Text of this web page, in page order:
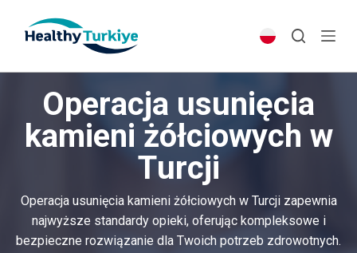
p
n
Operacja usunięcia
kamieni żółciowych w
Turcji
Operacja usunięcia kamieni żółciowych w Turcji zapewnia
najwyższe standardy opieki, oferując kompleksowe i
bezpieczne rozwiązanie dla Twoich potrzeb zdrowotnych.